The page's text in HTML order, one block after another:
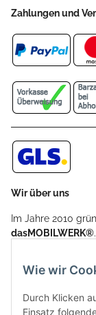
Zahlungen und
Wir über uns
Im Jahre 2010
dasMOBILWERK®
ein Car Cover
Aufgrund der
weitere Produkte,
Seine
sind mit
Wie wir
Durch Klicken
Einsatz